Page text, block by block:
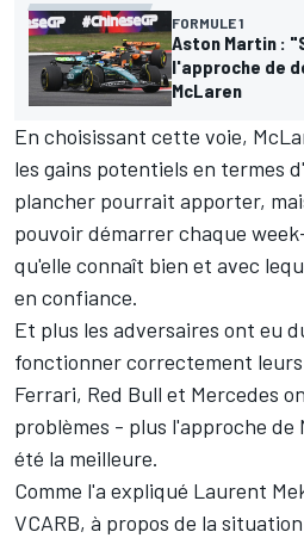
FORMULE 1
Aston Martin :
l'approche de
McLaren
En choisissant cette voie,
les gains potentiels en termes
plancher pourrait apporter,
pouvoir démarrer chaque
qu'elle connaît bien et avec
en confiance.
Et plus les adversaires ont eu
fonctionner correctement
Ferrari, Red Bull et Mercedes
problèmes - plus l'approche de
été la meilleure.
Comme l'a expliqué Laurent
VCARB, à propos de la